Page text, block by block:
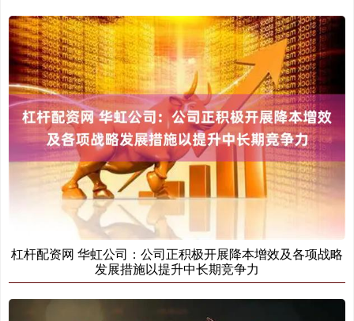
杠杆配资网 华虹公司：公司正积极开展降本增效及各项战略
发展措施以提升中长期竞争力